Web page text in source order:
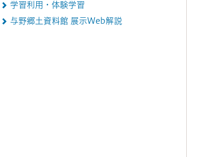
学習利用・体験学習
与野郷土資料館 展示Web解説